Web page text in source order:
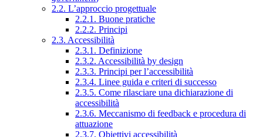
2.2. L’approccio progettuale
2.2.1. Buone pratiche
2.2.2. Principi
2.3. Accessibilità
2.3.1. Definizione
2.3.2. Accessibilità by design
2.3.3. Principi per l’accessibilità
2.3.4. Linee guida e criteri di successo
2.3.5. Come rilasciare una dichiarazione di
accessibilità
2.3.6. Meccanismo di feedback e procedura di
attuazione
2.3.7. Obiettivi accessibilità